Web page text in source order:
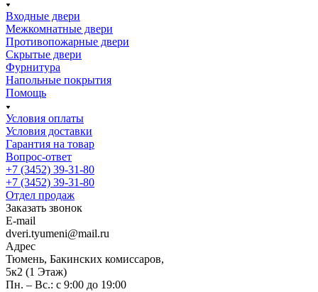
Входные двери
Межкомнатные двери
Противопожарные двери
Скрытые двери
Фурнитура
Напольные покрытия
Помощь
Условия оплаты
Условия доставки
Гарантия на товар
Вопрос-ответ
+7 (3452) 39-31-80
+7 (3452) 39-31-80
Отдел продаж
Заказать звонок
E-mail
dveri.tyumeni@mail.ru
Адрес
Тюмень, Бакинских комиссаров,
5к2 (1 Этаж)
Пн. – Вс.: с 9:00 до 19:00